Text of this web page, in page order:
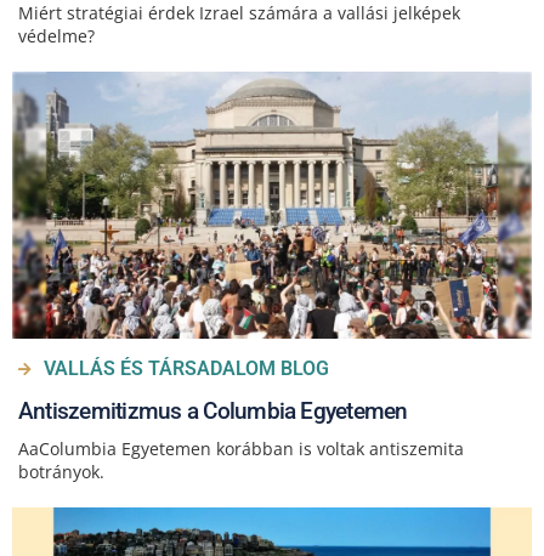
Miért stratégiai érdek Izrael számára a vallási jelképek
védelme?
VALLÁS ÉS TÁRSADALOM BLOG
Antiszemitizmus a Columbia Egyetemen
AaColumbia Egyetemen korábban is voltak antiszemita
botrányok.